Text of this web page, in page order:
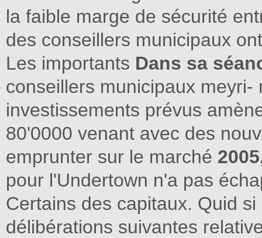
la faible marge de sécurité
des conseillers municipaux
Les importants Dans sa
conseillers municipaux
investissements prévus
80'0000 venant avec des
emprunter sur le marché
pour l'Undertown n'a pas
Certains des capitaux. Quid
délibérations suivantes